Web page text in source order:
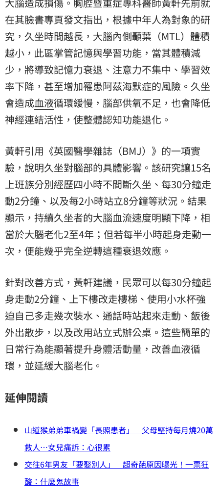
大腦造成損傷。胸腔暨重症專科醫師黃軒先前就
在其臉書專頁發文指出，根據中年人為對象的研
究，久坐時間越長，大腦內側顳葉（MTL）體積
越小，此區掌管記憶與學習功能，當其體積減
少，將導致記憶力衰退、注意力不集中、學習效
率下降，甚至增加罹患阿茲海默症的風險。久坐
會造成血液循環緩慢，腦部供氧不足，也會降低
神經連結活性，使整體認知功能退化。
黃軒引用《英國醫學雜誌（BMJ）》的一項實
驗，說明久坐對腦部的具體影響。該研究讓15名
上班族分別經歷四小時不間斷久坐、每30分鐘走
動2分鐘、以及每2小時站立8分鐘等狀況。結果
顯示，持續久坐者的大腦血流速度明顯下降，相
當於大腦老化2至4年；但若每半小時起身走動一
次，便能幾乎完全逆轉這種衰退效應。
針對改善方式，黃軒建議，民眾可以每30分鐘起
身走動2分鐘、上下樓改走樓梯、使用小水杯強
迫自己多走幾次裝水、通話時站起來走動、飯後
外出散步，以及改用站立式辦公桌。這些簡單的
日常行為能顯著提升身體活動量，改善血液循
環，並延緩大腦老化。
延伸閱讀
山道猴弟弟車禍變「長照患者」 父母堅持每月燒20萬
救人…女兒痛訴：心很累
交往6年男友「要娶別人」 超奇葩原因曝光！一票狂
酸：什麼鬼故事